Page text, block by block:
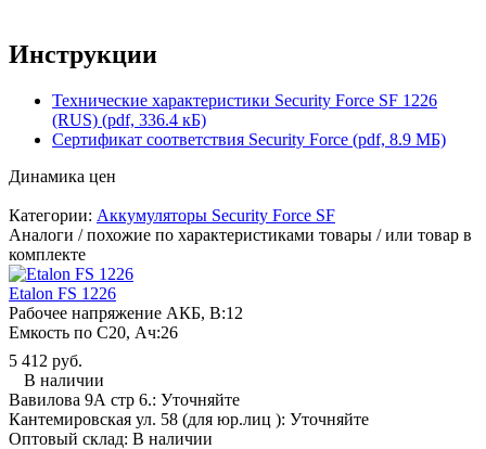
Инструкции
Технические характеристики Security Force SF 1226
(RUS) (pdf, 336.4 кБ)
Сертификат соответствия Security Force (pdf, 8.9 МБ)
Динамика цен
Категории: Аккумуляторы Security Force SF
Аналоги / похожие по характеристиками товары / или товар в
комплекте
Etalon FS 1226
Рабочее напряжение АКБ, B:12
Емкость по С20, Ач:26
5 412 руб.
В наличии
Вавилова 9А стр 6.: Уточняйте
Кантемировская ул. 58 (для юр.лиц ): Уточняйте
Оптовый склад: В наличии